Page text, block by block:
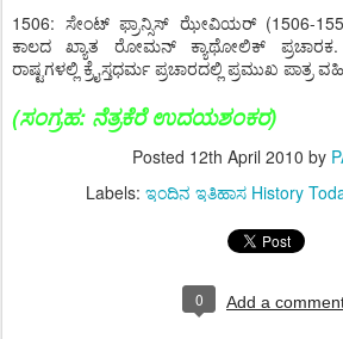
1506: ಸೇಂಟ್ ಫ್ರಾನ್ಸಿಸ್ ಝೇವಿಯರ್ (1506-
ಕಾಲದ ಖ್ಯಾತ ರೋಮನ್ ಕ್ಯಾಥೋಲಿಕ್
ರಾಷ್ಟಗಳಲ್ಲಿ ಕ್ರೈಸ್ತಧರ್ಮ ಪ್ರಚಾರದಲ್ಲಿ ಪ್ರಮುಖ ಪಾತ್ರ
(ಸಂಗ್ರಹ: ನೆತ್ರಕೆರೆ ಉದಯಶಂಕರ)
Posted 12th April 2010 by
Labels: ಇಂದಿನ ಇತಿಹಾಸ History
0 Add a